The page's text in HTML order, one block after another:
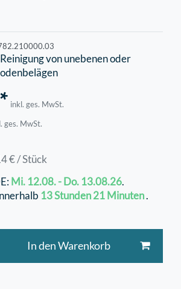
von unebenen oder
inkl. ges. MwSt.
ges. MwSt.
€ / Stück
Mi. 12.08. - Do. 13.08.26.
13 Stunden21 Minuten.
In den Warenkorb